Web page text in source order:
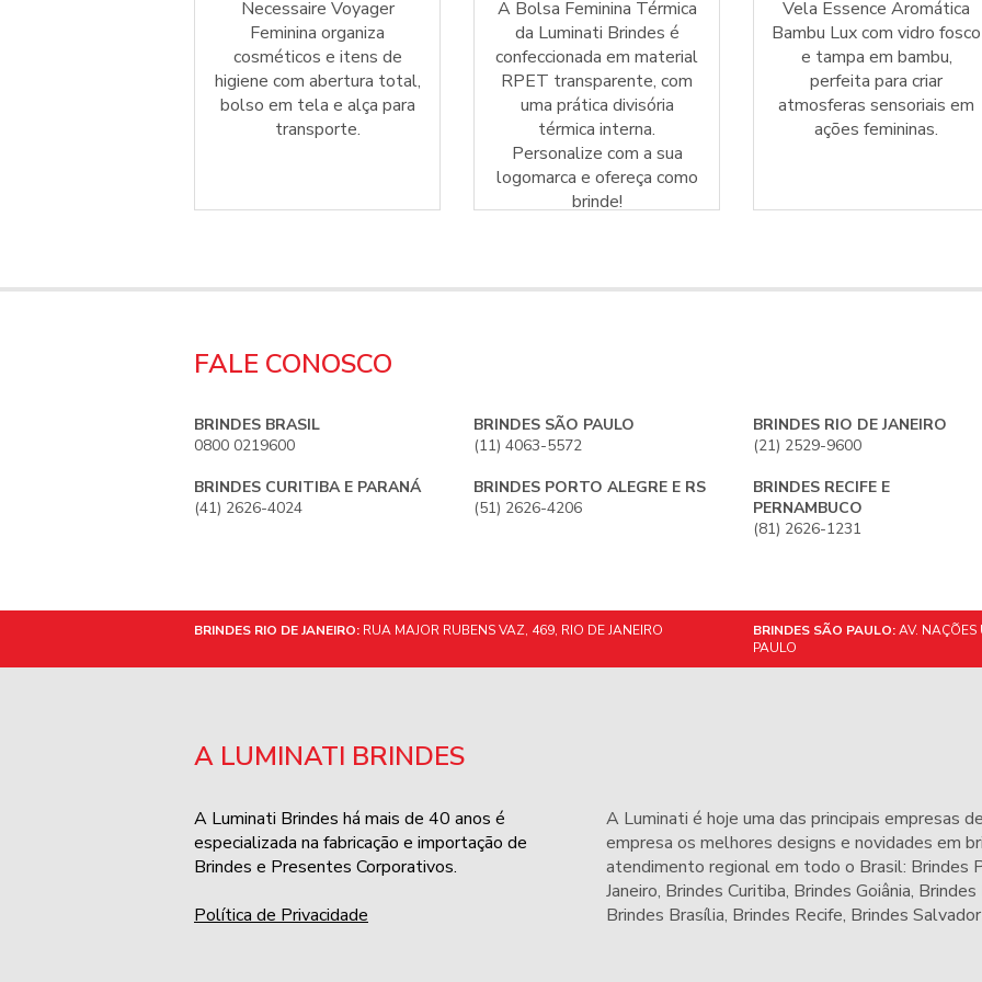
Necessaire Voyager
Feminina organiza
cosméticos e itens de
higiene com abertura total,
bolso em tela e alça para
transporte.
A Bolsa Feminina Térmica
da Luminati Brindes é
confeccionada em material
RPET transparente, com
uma prática divisória
térmica interna.
Personalize com a sua
logomarca e ofereça como
brinde!
Vela Essence Aromática
Bambu Lux com vidro fosco
e tampa em bambu,
perfeita para criar
atmosferas sensoriais em
ações femininas.
FALE CONOSCO
BRINDES BRASIL
0800 0219600
BRINDES CURITIBA E PARANÁ
(41) 2626-4024
BRINDES SÃO PAULO
(11) 4063-5572
BRINDES PORTO ALEGRE E RS
(51) 2626-4206
BRINDES RIO DE JANEIRO
(21) 2529-9600
BRINDES RECIFE E
PERNAMBUCO
(81) 2626-1231
BRINDES RIO DE JANEIRO: RUA MAJOR RUBENS VAZ, 469, RIO DE JANEIRO BRINDES SÃO PAULO:AV.
PAULO
A LUMINATI BRINDES
A Luminati Brindes há mais de 40 anos é
especializada na fabricação e importação de
Brindes e Presentes Corporativos.
Política de Privacidade
A Luminati é hoje uma das principais empresas
empresa os melhores designs e novidades em
atendimento regional em todo o Brasil: Brindes
Janeiro, Brindes Curitiba, Brindes Goiânia,
Brindes Brasília, Brindes Recife, Brindes Salvador